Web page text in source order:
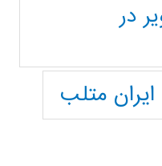
در
ایران متلب